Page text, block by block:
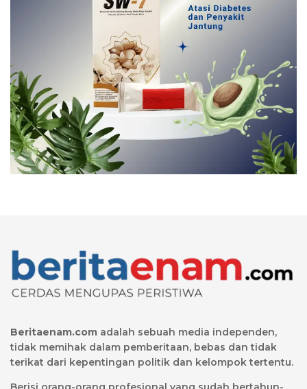
Beritaenam.com adalah sebuah media independen,
tidak memihak dalam pemberitaan, bebas dan tidak
terikat dari kepentingan politik dan kelompok tertentu.